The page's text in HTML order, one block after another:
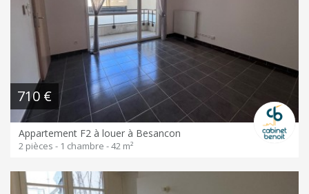
710 €
Appartement F2 à louer à Besancon
2 pièces - 1 chambre - 42 m²